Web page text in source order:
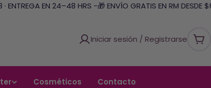
EN 24–48 HRS - 🎁 ENVÍO GRATIS EN RM DESDE
Iniciar sesión / Registrarse
Cosméticos Contacto